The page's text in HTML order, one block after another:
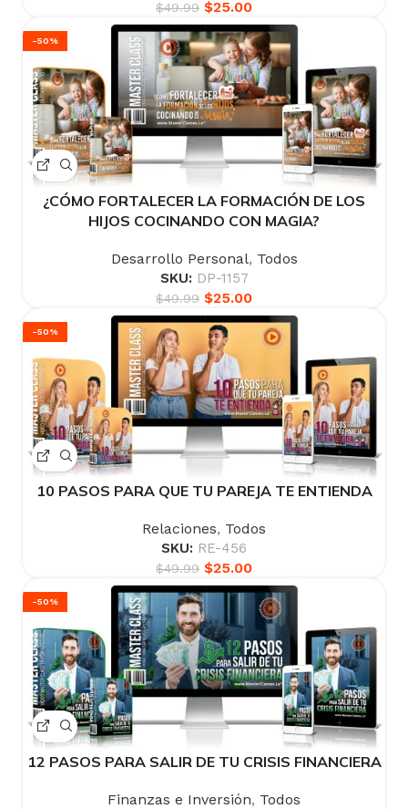
$49.99 $25.00
-50%
¿CÓMO FORTALECER LA FORMACIÓN DE LOS
HIJOS COCINANDO CON MAGIA?
Desarrollo Personal, Todos
SKU: DP-1157
$49.99 $25.00
-50%
10 PASOS PARA QUE TU PAREJA TE ENTIENDA
Relaciones, Todos
SKU: RE-456
$49.99 $25.00
-50%
12 PASOS PARA SALIR DE TU CRISIS FINANCIERA
Finanzas e Inversión, Todos